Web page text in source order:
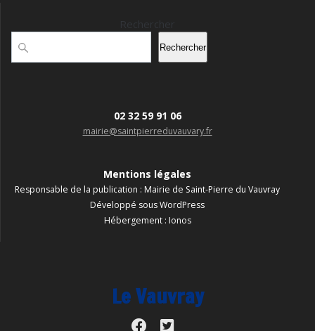
Rechercher
02 32 59 91 06
mairie@saintpierreduvauvary.fr
Mentions légales
Responsable de la publication : Mairie de Saint-Pierre du Vauvray
Développé sous WordPress
Hébergement : Ionos
Le Vauvray